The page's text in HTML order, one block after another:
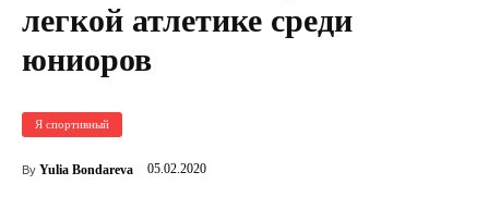
легкой атлетике среди
юниоров
Я спортивный
By Yulia Bondareva 05.02.2020